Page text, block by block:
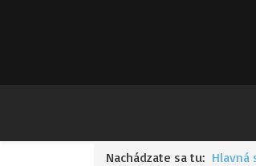
Nachádzate sa tu: Hlavná